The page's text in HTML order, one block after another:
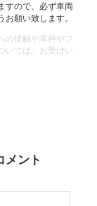
すので、必ず車両
願い致します。
の接触や車枠やフ
いては、お受けい
メント